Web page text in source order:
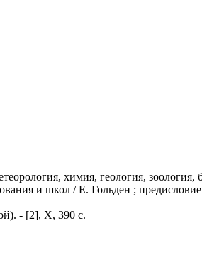
химия, геология, зоология,
и школ / Е. Гольден ;
- [2], X, 390 с.